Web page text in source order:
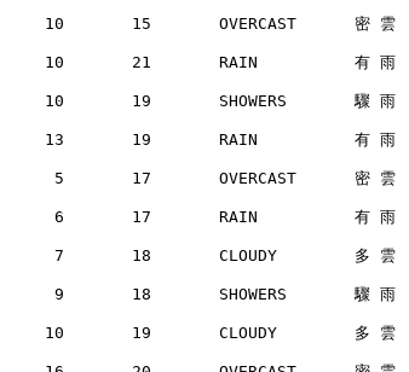
10       15       OVERCAST      密 雲
10       21       RAIN          有 雨
10       19       SHOWERS       驟 雨
13       19       RAIN          有 雨
5       17       OVERCAST      密 雲
6       17       RAIN          有 雨
7       18       CLOUDY        多 雲
9       18       SHOWERS       驟 雨
10       19       CLOUDY        多 雲